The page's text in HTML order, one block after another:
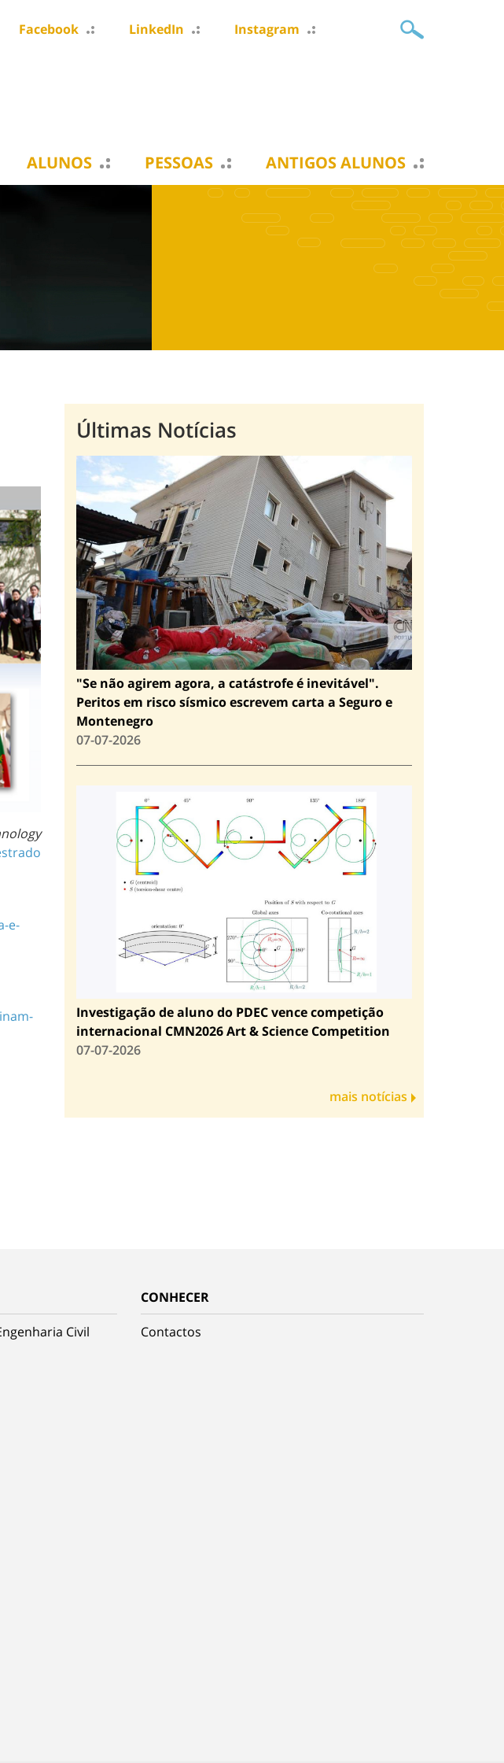
Facebook LinkedIn Instagram
ALUNOS PESSOAS ANTIGOS ALUNOS
e-
Últimas Notícias
"Se não agirem agora, a catástrofe é inevitável".
Peritos em risco sísmico escrevem carta a Seguro e
Montenegro
07-07-2026
Investigação de aluno do PDEC vence competição
internacional CMN2026 Art & Science Competition
07-07-2026
mais notícias
Civil
CONHECER
Contactos